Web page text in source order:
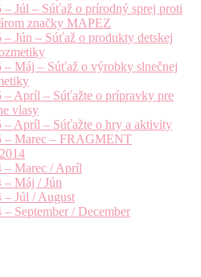
– Júl – Súťaž o prírodný sprej proti
značky MAPEZ
– Jún – Súťaž o produkty detskej
– Máj – Súťaž o výrobky slnečnej
– Apríl – Súťažte o prípravky pre
vlasy
– Apríl – Súťažte o hry a aktivity
– Marec – FRAGMENT
– Marec / Apríl
– Máj / Jún
– Júl / August
– September / December